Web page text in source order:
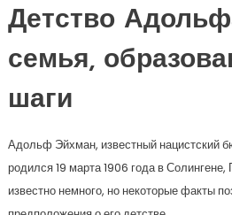
Детство
семья,
шаги
Адольф Эйхман, известный нацистский
родился 19 марта 1906 года в
известно немного, но некоторые факты